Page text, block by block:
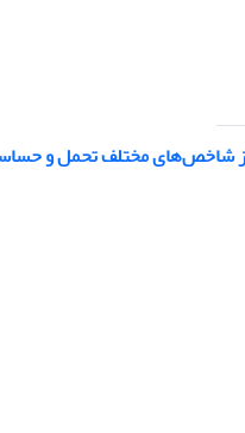
از شاخص‌های مختلف تحمل و